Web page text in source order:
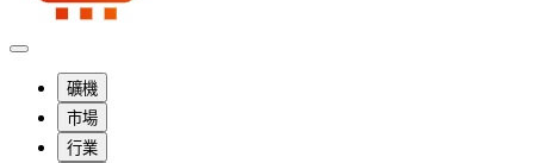
礦機
市場
行業